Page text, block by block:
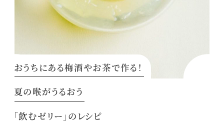
おうちにある梅酒やお茶で作る！
夏の喉がうるおう
「飲むゼリー」のレシピ